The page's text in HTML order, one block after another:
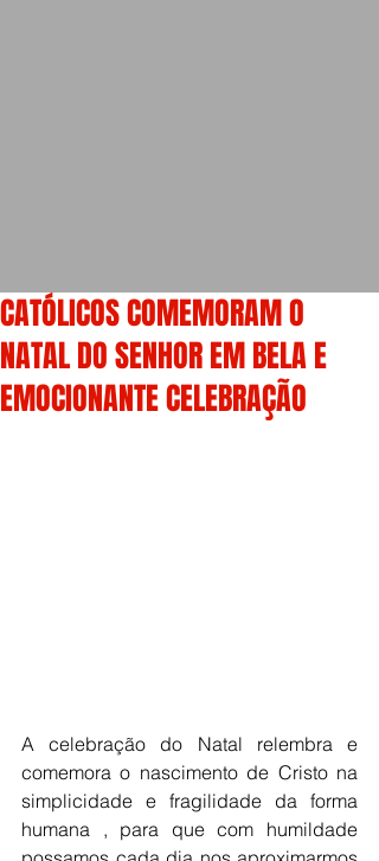
CATÓLICOS COMEMORAM O
NATAL DO SENHOR EM BELA E
EMOCIONANTE CELEBRAÇÃO
A celebração do Natal relembra e
comemora o nascimento de Cristo na
simplicidade e fragilidade da forma
humana , para que com humildade